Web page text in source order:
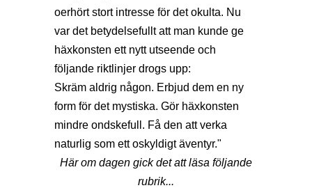
oerhört stort intresse för det okulta. Nu
var det betydelsefullt att man kunde ge
häxkonsten ett nytt utseende och
följande riktlinjer drogs upp:
Skräm aldrig någon. Erbjud dem en ny
form för det mystiska. Gör häxkonsten
mindre ondskefull. Få den att verka
naturlig som ett oskyldigt äventyr."
Här om dagen gick det att läsa följande
rubrik...